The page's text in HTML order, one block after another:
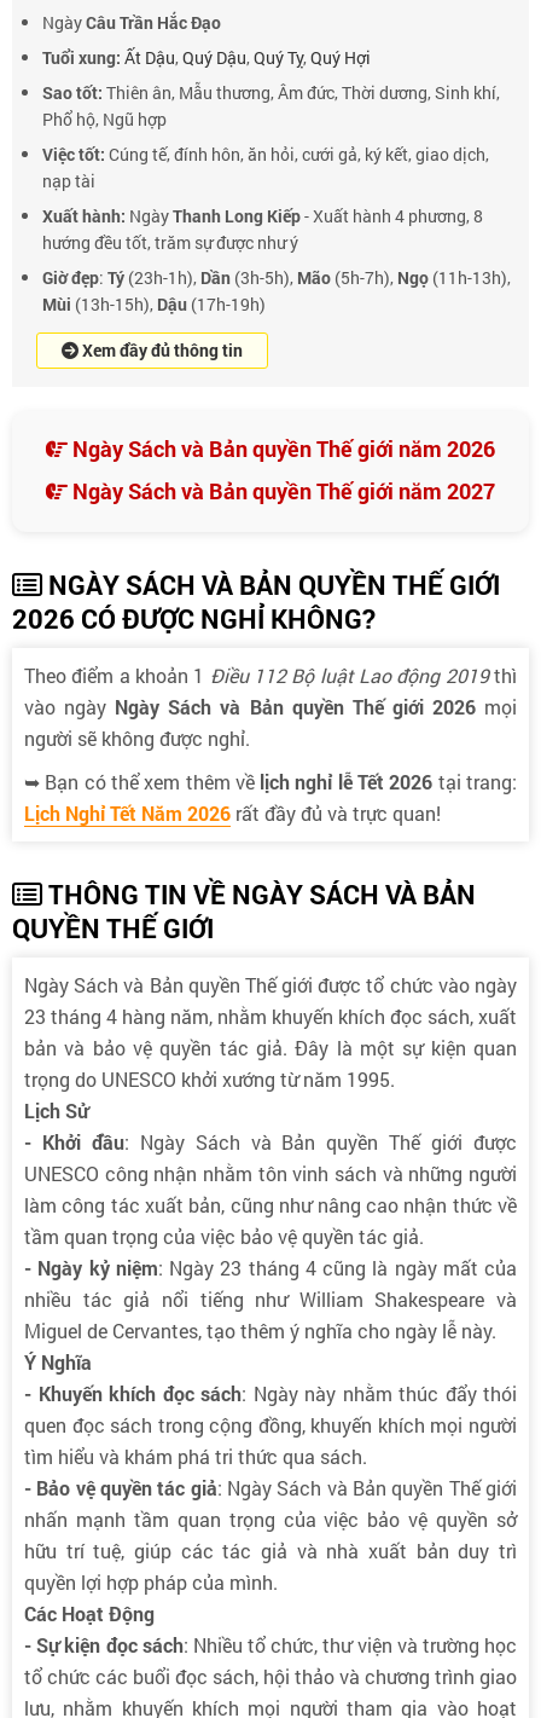
NgàyCâu Trần Hắc Đạo
Tuổi xung: Ất Dậu,Quý Dậu,Quý Tỵ,Quý Hợi
Sao tốt: Thiên ân, Mẫu thương, Âm đức, Thời dương, Sinh khí,
Phổ hộ, Ngũ hợp
Việc tốt: Cúng tế, đính hôn, ăn hỏi, cưới gả, ký kết, giao dịch,
nạp tài
Xuất hành: NgàyThanh Long Kiếp- Xuất hành 4 phương, 8
hướng đều tốt, trăm sự được như ý
Giờ đẹp: Tý (23h-1h), Dần (3h-5h), Mão (5h-7h), Ngọ (11h-13h),
Mùi (13h-15h), Dậu (17h-19h)
Xem đầy đủ thông tin
Ngày Sách và Bản quyền Thế giới năm 2026
Ngày Sách và Bản quyền Thế giới năm 2027
NGÀY SÁCH VÀ BẢN QUYỀN THẾ GIỚI
2026 CÓ ĐƯỢC NGHỈ KHÔNG?
Theo điểm a khoản 1 Điều 112 Bộ luật Lao động 2019thì
vào ngày Ngày Sách và Bản quyền Thế giới 2026mọi
người sẽ không được nghỉ.
➥ Bạn có thể xem thêm về lịch nghỉ lễ Tết 2026 tại trang:
Lịch Nghỉ Tết Năm 2026 rất đầy đủ và trực quan!
THÔNG TIN VỀ NGÀY SÁCH VÀ BẢN
QUYỀN THẾ GIỚI
Ngày Sách và Bản quyền Thế giới được tổ chức vào ngày
23 tháng 4 hàng năm, nhằm khuyến khích đọc sách, xuất
bản và bảo vệ quyền tác giả. Đây là một sự kiện quan
trọng do UNESCO khởi xướng từ năm 1995.
Lịch Sử
- Khởi đầu: Ngày Sách và Bản quyền Thế giới được
UNESCO công nhận nhằm tôn vinh sách và những người
làm công tác xuất bản, cũng như nâng cao nhận thức về
tầm quan trọng của việc bảo vệ quyền tác giả.
- Ngày kỷ niệm: Ngày 23 tháng 4 cũng là ngày mất của
nhiều tác giả nổi tiếng như William Shakespeare và
Miguel de Cervantes, tạo thêm ý nghĩa cho ngày lễ này.
Ý Nghĩa
- Khuyến khích đọc sách: Ngày này nhằm thúc đẩy thói
quen đọc sách trong cộng đồng, khuyến khích mọi người
tìm hiểu và khám phá tri thức qua sách.
- Bảo vệ quyền tác giả: Ngày Sách và Bản quyền Thế giới
nhấn mạnh tầm quan trọng của việc bảo vệ quyền sở
hữu trí tuệ, giúp các tác giả và nhà xuất bản duy trì
quyền lợi hợp pháp của mình.
Các Hoạt Động
- Sự kiện đọc sách: Nhiều tổ chức, thư viện và trường học
tổ chức các buổi đọc sách, hội thảo và chương trình giao
lưu, nhằm khuyến khích mọi người tham gia vào hoạt